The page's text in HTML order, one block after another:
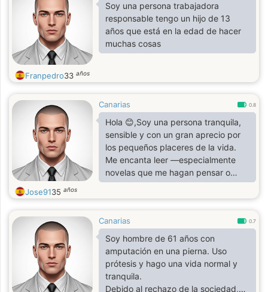
Soy una persona trabajadora
responsable tengo un hijo de 13
años que está en la edad de hacer
muchas cosas
Franpedro33 años
Canarias 0.8
Hola 😊,Soy una persona tranquila,
sensible y con un gran aprecio por
los pequeños placeres de la vida.
Me encanta leer —especialmente
novelas que me hagan pensar o
soñar—, disfrutar de una buena
película, salir a pasear y hacer
contacto con la naturaleza me
ayuda a desconectar y recargar
energías.Valoro mucho la conexión
emocional, la empatía y la
sinceridad. Busco a alguien con un
carácter similar: tranquilo,
Jose9135 años
Canarias 0.7
Soy hombre de 61 años con
amputación en una pierna. Uso
prótesis y hago una vida normal y
tranquila.
Debido al rechazo de la sociedad,